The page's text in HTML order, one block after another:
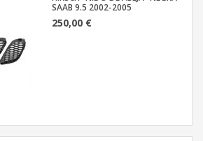
SAAB 9.5 2002-2005
250,00 €